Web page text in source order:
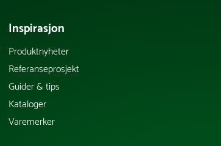
Inspirasjon
Produktnyheter
Referanseprosjekt
Guider & tips
Kataloger
Varemerker